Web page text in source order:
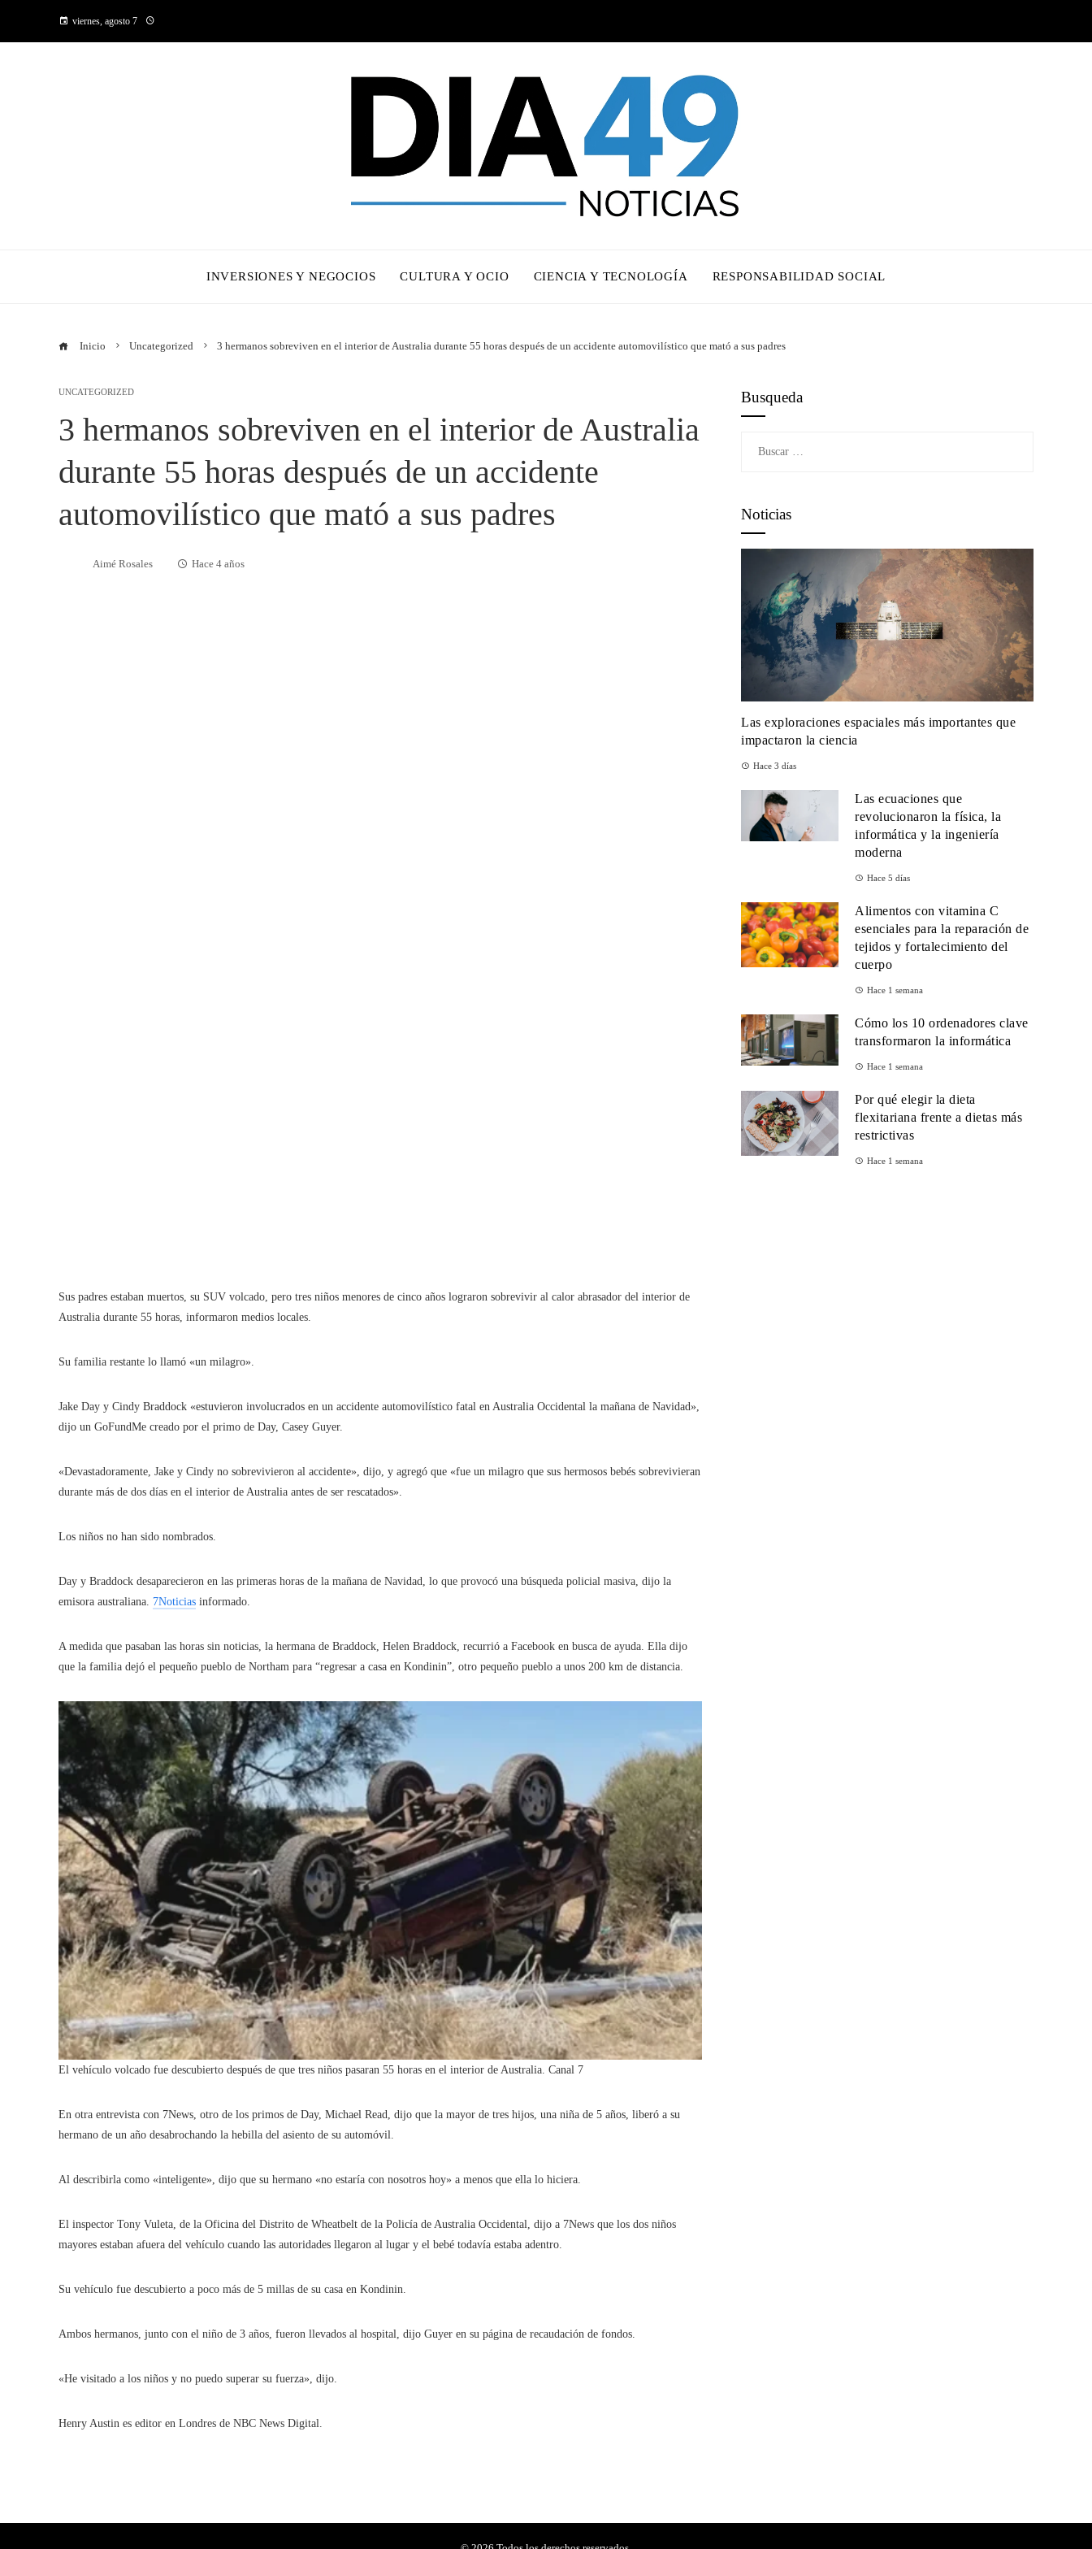
viernes, agosto 7
INVERSIONES Y NEGOCIOS CULTURA Y OCIO CIENCIA Y TECNOLOGÍA RESPONSABILIDAD SOCIAL
Inicio Uncategorized 3 hermanos sobreviven en el interior de Australia durante 55 horas después de un accidente automovilístico que mató a sus padres
UNCATEGORIZED
3 hermanos sobreviven en el interior de Australia
durante 55 horas después de un accidente
automovilístico que mató a sus padres
Aimé Rosales Hace 4 años
Sus padres estaban muertos, su SUV volcado, pero tres niños menores de cinco años lograron sobrevivir al calor abrasador del interior de
Australia durante 55 horas, informaron medios locales.
Su familia restante lo llamó «un milagro».
Jake Day y Cindy Braddock «estuvieron involucrados en un accidente automovilístico fatal en Australia Occidental la mañana de Navidad»,
dijo un GoFundMe creado por el primo de Day, Casey Guyer.
«Devastadoramente, Jake y Cindy no sobrevivieron al accidente», dijo, y agregó que «fue un milagro que sus hermosos bebés sobrevivieran
durante más de dos días en el interior de Australia antes de ser rescatados».
Los niños no han sido nombrados.
Day y Braddock desaparecieron en las primeras horas de la mañana de Navidad, lo que provocó una búsqueda policial masiva, dijo la
emisora ​​australiana. 7Noticias informado.
A medida que pasaban las horas sin noticias, la hermana de Braddock, Helen Braddock, recurrió a Facebook en busca de ayuda. Ella dijo
que la familia dejó el pequeño pueblo de Northam para “regresar a casa en Kondinin”, otro pequeño pueblo a unos 200 km de distancia.
El vehículo volcado fue descubierto después de que tres niños pasaran 55 horas en el interior de Australia. Canal 7
En otra entrevista con 7News, otro de los primos de Day, Michael Read, dijo que la mayor de tres hijos, una niña de 5 años, liberó a su
hermano de un año desabrochando la hebilla del asiento de su automóvil.
Al describirla como «inteligente», dijo que su hermano «no estaría con nosotros hoy» a menos que ella lo hiciera.
El inspector Tony Vuleta, de la Oficina del Distrito de Wheatbelt de la Policía de Australia Occidental, dijo a 7News que los dos niños
mayores estaban afuera del vehículo cuando las autoridades llegaron al lugar y el bebé todavía estaba adentro.
Su vehículo fue descubierto a poco más de 5 millas de su casa en Kondinin.
Ambos hermanos, junto con el niño de 3 años, fueron llevados al hospital, dijo Guyer en su página de recaudación de fondos.
«He visitado a los niños y no puedo superar su fuerza», dijo.
Henry Austin es editor en Londres de NBC News Digital.
Busqueda
Noticias
Las exploraciones espaciales más importantes que
impactaron la ciencia
Hace 3 días
Las ecuaciones que
revolucionaron la física, la
informática y la ingeniería
moderna
Hace 5 días
Alimentos con vitamina C
esenciales para la reparación de
tejidos y fortalecimiento del
cuerpo
Hace 1 semana
Cómo los 10 ordenadores clave
transformaron la informática
Hace 1 semana
Por qué elegir la dieta
flexitariana frente a dietas más
restrictivas
Hace 1 semana